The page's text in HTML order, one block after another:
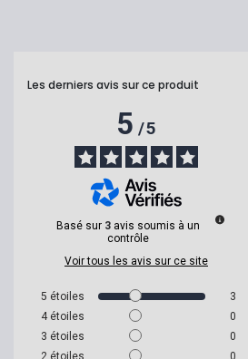
Les derniers avis sur ce produit
5/5
Basé sur 3 avis soumis à un
contrôle
Voir tous les avis sur ce site
5 étoiles
3
4 étoiles
0
3 étoiles
0
2 étoiles
0